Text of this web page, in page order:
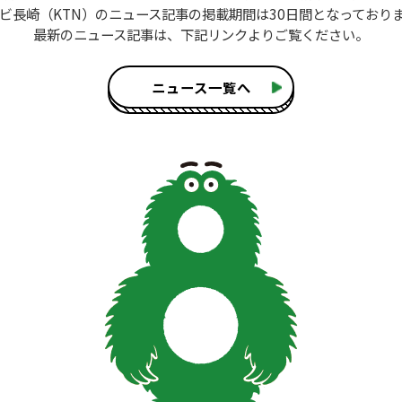
長崎（KTN）のニュース記事の掲載期間は30日間となっており
最新のニュース記事は、 下記リンクよりご覧ください。
ニュース一覧へ